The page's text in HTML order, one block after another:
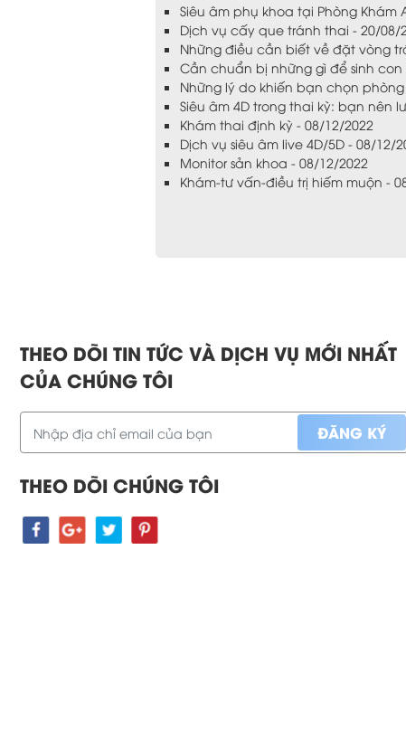
Siêu âm phụ khoa tại Phòng Khám
Dịch vụ cấy que tránh thai - 20/08/
Những điều cần biết về đặt vòng
Cần chuẩn bị những gì để sinh
Những lý do khiến bạn chọn
Siêu âm 4D trong thai kỳ: bạn nên
Khám thai định kỳ - 08/12/2022
Dịch vụ siêu âm live 4D/5D - 08/12/
Monitor sản khoa - 08/12/2022
Khám-tư vấn-điều trị hiếm muộn -
THEO DÕI TIN TỨC VÀ DỊCH VỤ MỚI NHẤT
CỦA CHÚNG TÔI
THEO DÕI CHÚNG TÔI